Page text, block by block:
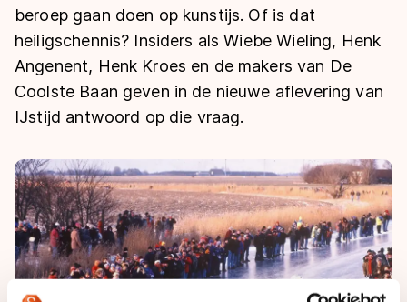
Shorttrack
Inlineskaten
Kunstschaatsen
Schoonrijden
Langebaan
Shorttrack
Marathon
Inlineskaten
Tijden & historie
Ranglijsten Langebaan
Persoonlijke records & tijden
De weg op
Inschrijven wedstrijden
Algemene Nederlandse Schaatstijd
Deze zomer de weg op
Waar kan ik schaatsen en skaten?
Alles voor jou als schaatsfan
Evenementen
Tickets
Olympische Spelen
Olympische Spelen
Medaille overzicht
beroep gaan doen op kunstijs. Of is dat
heiligschennis? Insiders als Wiebe Wieling, Henk
Angenent, Henk Kroes en de makers van De
Coolste Baan geven in de nieuwe aflevering van
IJstijd antwoord op die vraag.